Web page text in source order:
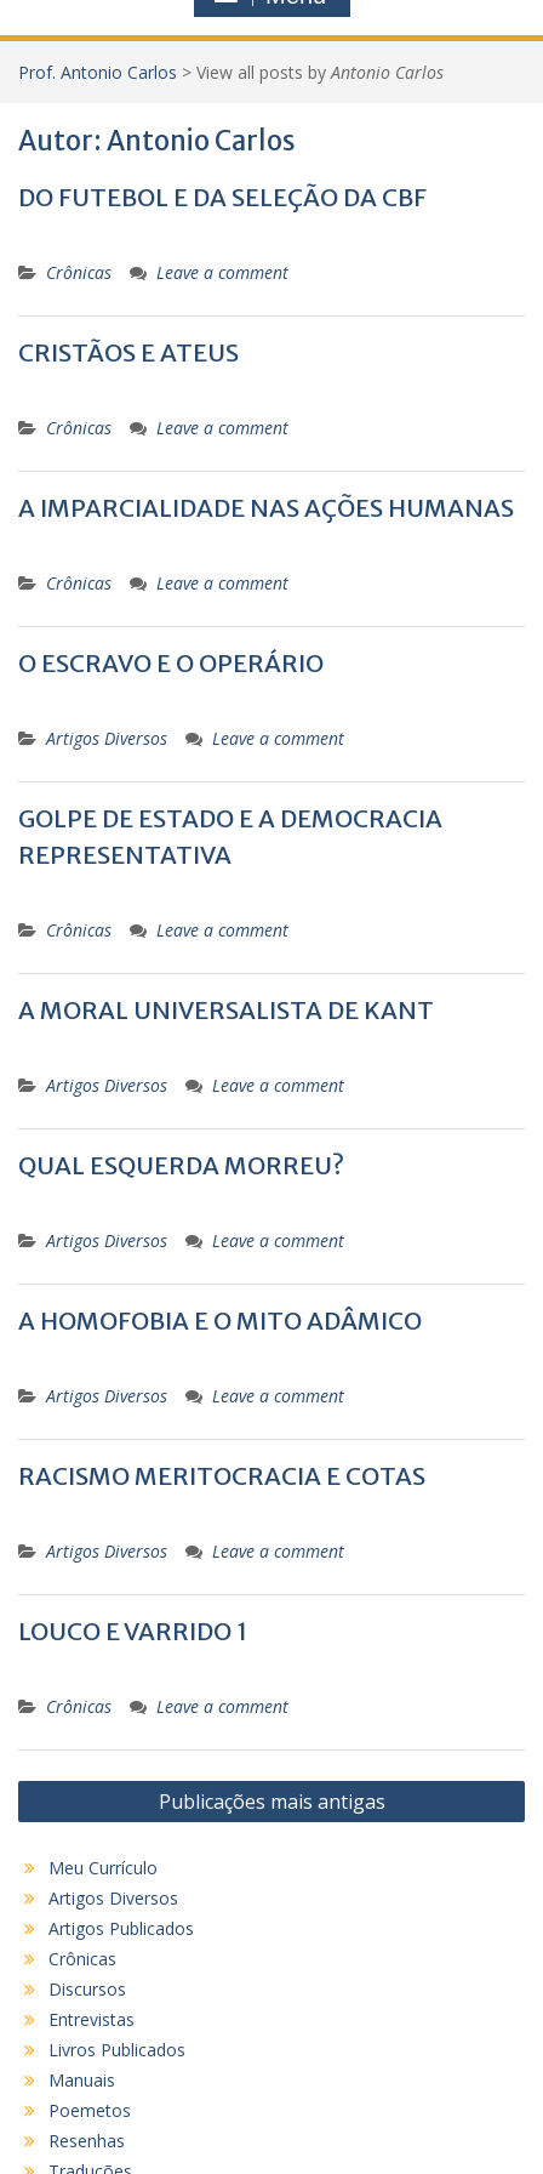
f
o
Prof. Antonio Carlos > View all posts byAntonio Carlos
Autor: Antonio Carlos
DO FUTEBOL E DA SELEÇÃO DA CBF
Crônicas Leave a comment
CRISTÃOS E ATEUS
Crônicas Leave a comment
A IMPARCIALIDADE NAS AÇÕES HUMANAS
Crônicas Leave a comment
O ESCRAVO E O OPERÁRIO
Artigos Diversos Leave a comment
GOLPE DE ESTADO E A DEMOCRACIA
REPRESENTATIVA
Crônicas Leave a comment
A MORAL UNIVERSALISTA DE KANT
Artigos Diversos Leave a comment
QUAL ESQUERDA MORREU?
Artigos Diversos Leave a comment
A HOMOFOBIA E O MITO ADÂMICO
Artigos Diversos Leave a comment
RACISMO MERITOCRACIA E COTAS
Artigos Diversos Leave a comment
LOUCO E VARRIDO 1
Crônicas Leave a comment
N
a
v
e
g
a
ç
ã
o
p
o
Publicações mais antigas
Meu Currículo
Artigos Diversos
Artigos Publicados
Crônicas
Discursos
Entrevistas
Livros Publicados
Manuais
Poemetos
Resenhas